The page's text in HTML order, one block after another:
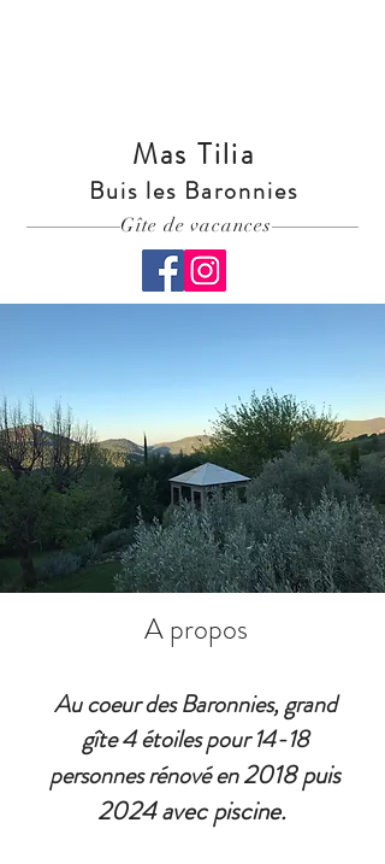
Mas Tilia
Buis les Baronnies
Gîte de vacances
A propos
Au coeur des Baronnies, grand
gîte 4 étoiles pour 14-18
personnes rénové en2018 puis
2024 avec piscine.